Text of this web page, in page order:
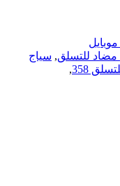
مضاد للتسلق, سياج
358
,